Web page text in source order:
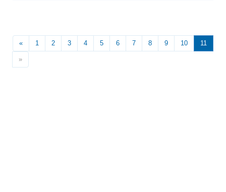
« 1 2 3 4 5 6 7 8 9 10 11
»